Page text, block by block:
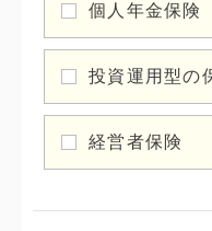
個人年金保険
投資運用型の
経営者保険